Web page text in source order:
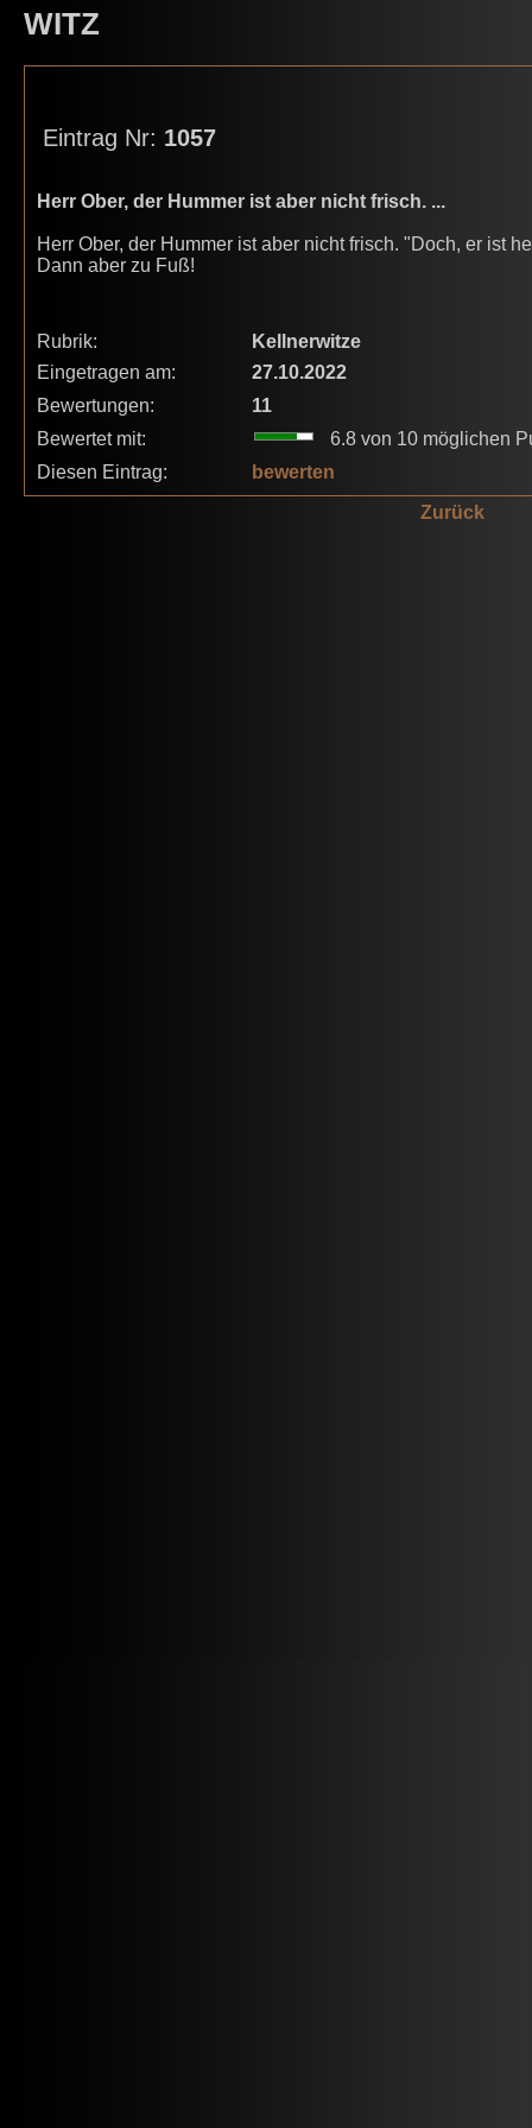
WITZ
Eintrag Nr: 1057
Herr Ober, der Hummer ist aber nicht frisch. ...
Herr Ober, der Hummer ist aber nicht frisch. "Doch, er ist
Dann aber zu Fuß!
Rubrik:
Kellnerwitze
Eingetragen am:
27.10.2022
Bewertungen:
11
Bewertet mit:
6.8 von 10 möglichen
Diesen Eintrag:
bewerten
Zurück